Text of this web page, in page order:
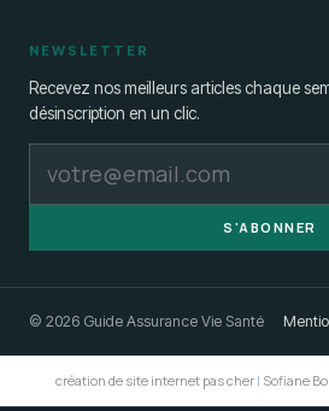
NEWSLETTER
Recevez nos meilleurs articles chaque
désinscription en un clic.
S'ABONNER
© 2026 Guide Assurance Vie Santé
création de site internet pas cher | Sofiane